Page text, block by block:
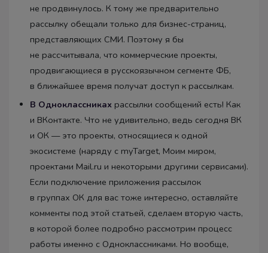
не продвинулось. К тому же предварительно
рассылку обещали только для бизнес-страниц,
представляющих СМИ. Поэтому я бы
не рассчитывала, что коммерческие проекты,
продвигающиеся в русскоязычном сегменте ФБ,
в ближайшее время получат доступ к рассылкам.
В Одноклассниках рассылки сообщений есть! Как
и ВКонтакте. Что не удивительно, ведь сегодня ВК
и ОК — это проекты, относящиеся к одной
экосистеме (наряду с myTarget, Моим миром,
проектами Mail.ru и некоторыми другими сервисами).
Если подключение приложения рассылок
в группах ОК для вас тоже интересно, оставляйте
комменты под этой статьей, сделаем вторую часть,
в которой более подробно рассмотрим процесс
работы именно с Одноклассниками. Но вообще,